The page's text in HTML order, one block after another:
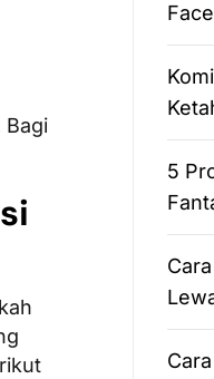
Bagi
5